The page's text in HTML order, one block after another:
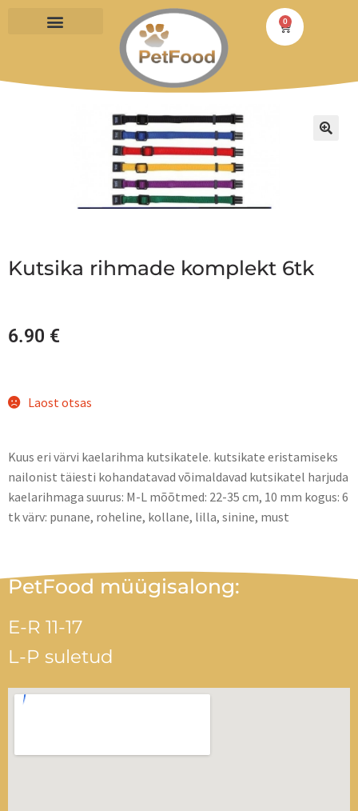
0
Kutsika rihmade komplekt 6tk
6.90 €
Laost otsas
Kuus eri värvi kaelarihma kutsikatele. kutsikate eristamiseks
nailonist täiesti kohandatavad võimaldavad kutsikatel harjuda
kaelarihmaga suurus: M-L mõõtmed: 22-35 cm, 10 mm kogus: 6
tk värv: punane, roheline, kollane, lilla, sinine, must
PetFood müügisalong:
E-R 11-17
L-P suletud